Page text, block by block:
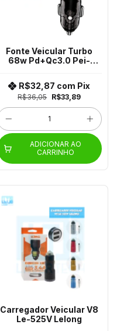
Fonte Veicular Turbo
68w Pd+Qc3.0 Pei-
R$36,05 R$33,89
R$32,87 com Pix
ADICIONAR AO
CARRINHO
Carregador Veicular V8
Le-525V Lelong